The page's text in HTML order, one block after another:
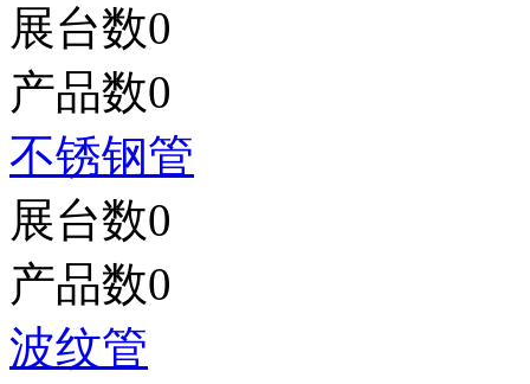
展台数0
产品数0
不锈钢管
展台数0
产品数0
波纹管